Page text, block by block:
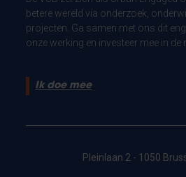
betere wereld via onderzoek,
projecten. Ga samen met ons dit
onze werking en investeer mee in de
Ik doe mee
Pleinlaan 2 - 1050